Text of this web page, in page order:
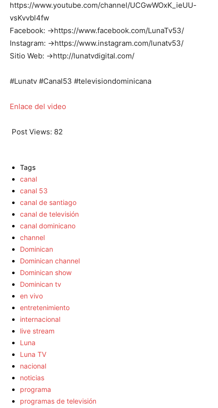
https://www.youtube.com/channel/UCGwWOxK_ieUU-
vsKvvbl4fw
Facebook: →https://www.facebook.com/LunaTv53/
Instagram: →https://www.instagram.com/lunatv53/
Sitio Web: →http://lunatvdigital.com/
#Lunatv #Canal53 #televisiondominicana
Enlace del video
Post Views: 82
Tags
canal
canal 53
canal de santiago
canal de televisión
canal dominicano
channel
Dominican
Dominican channel
Dominican show
Dominican tv
en vivo
entretenimiento
internacional
live stream
Luna
Luna TV
nacional
noticias
programa
programas de televisión